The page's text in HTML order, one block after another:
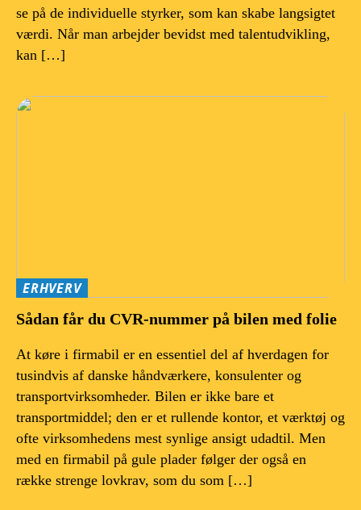
se på de individuelle styrker, som kan skabe langsigtet
værdi. Når man arbejder bevidst med talentudvikling,
kan […]
ERHVERV
Sådan får du CVR-nummer på bilen med folie
At køre i firmabil er en essentiel del af hverdagen for
tusindvis af danske håndværkere, konsulenter og
transportvirksomheder. Bilen er ikke bare et
transportmiddel; den er et rullende kontor, et værktøj og
ofte virksomhedens mest synlige ansigt udadtil. Men
med en firmabil på gule plader følger der også en
række strenge lovkrav, som du som […]